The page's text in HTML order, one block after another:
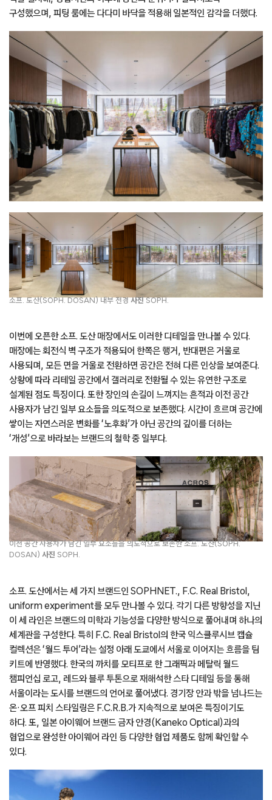
구성했으며, 피팅 룸에는 다다미 바닥을 적용해 일본적인 감각을 더했다.
소프. 도산(SOPH. DOSAN) 내부 전경사진SOPH.
이번에 오픈한 소프. 도산 매장에서도 이러한 디테일을 만나볼 수 있다.
매장에는 회전식 벽 구조가 적용되어 한쪽은 행거, 반대편은 거울로
사용되며, 모든 면을 거울로 전환하면 공간은 전혀 다른 인상을 보여준다.
상황에 따라 리테일 공간에서 갤러리로 전환될 수 있는 유연한 구조로
설계된 점도 특징이다. 또한 장인의 손길이 느껴지는 흔적과 이전 공간
사용자가 남긴 일부 요소들을 의도적으로 보존했다. 시간이 흐르며 공간에
쌓이는 자연스러운 변화를 ‘노후화’가 아닌 공간의 깊이를 더하는
‘개성’으로 바라보는 브랜드의 철학 중 일부다.
이전 공간 사용자가 남긴 일부 요소들을 의도적으로 보존한 소프. 도산(SOPH.
DOSAN) 사진 SOPH.
소프. 도산에서는 세 가지 브랜드인 SOPHNET., F.C. Real Bristol,
uniform experiment를 모두 만나볼 수 있다. 각기 다른 방향성을 지닌
이 세 라인은 브랜드의 미학과 기능성을 다양한 방식으로 풀어내며 하나의
세계관을 구성한다. 특히 F.C. Real Bristol의 한국 익스클루시브 캡슐
컬렉션은 ‘월드 투어’라는 설정 아래 도쿄에서 서울로 이어지는 흐름을 팀
키트에 반영했다. 한국의 까치를 모티프로 한 그래픽과 메탈릭 월드
챔피언십 로고, 레드와 블루 투톤으로 재해석한 스타 디테일 등을 통해
서울이라는 도시를 브랜드의 언어로 풀어냈다. 경기장 안과 밖을 넘나드는
온·오프 피치 스타일링은 F.C.R.B.가 지속적으로 보여온 특징이기도
하다. 또, 일본 아이웨어 브랜드 금자 안경(Kaneko Optical)과의
협업으로 완성한 아이웨어 라인 등 다양한 협업 제품도 함께 확인할 수
있다.